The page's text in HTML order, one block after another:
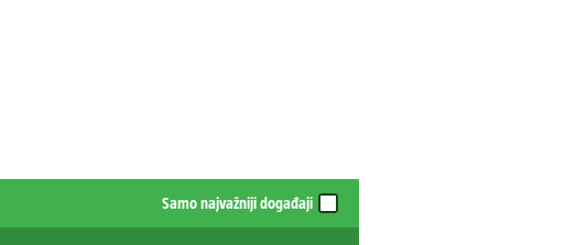
Samo najvažniji događaji